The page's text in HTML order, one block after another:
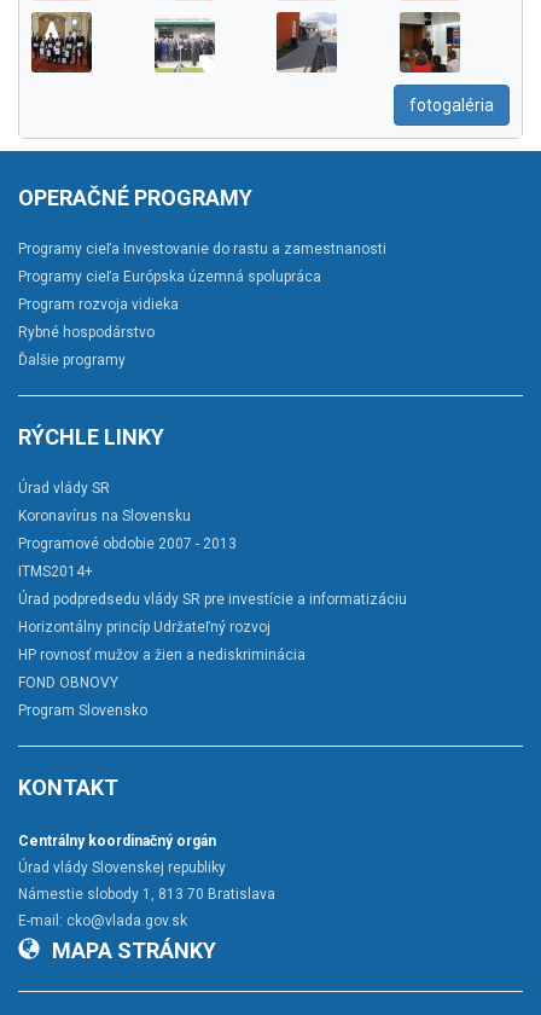
fotogaléria
OPERAČNÉ PROGRAMY
Programy cieľa Investovanie do rastu a zamestnanosti
Programy cieľa Európska územná spolupráca
Program rozvoja vidieka
Rybné hospodárstvo
Ďalšie programy
RÝCHLE LINKY
Úrad vlády SR
Koronavírus na Slovensku
Programové obdobie 2007 - 2013
ITMS2014+
Úrad podpredsedu vlády SR pre investície a informatizáciu
Horizontálny princíp Udržateľný rozvoj
HP rovnosť mužov a žien a nediskriminácia
FOND OBNOVY
Program Slovensko
KONTAKT
Centrálny koordinačný orgán
Úrad vlády Slovenskej republiky
Námestie slobody 1, 813 70 Bratislava
E-mail: cko@vlada.gov.sk
MAPA STRÁNKY